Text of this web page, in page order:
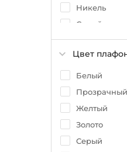
Никель
Серый
Шампань
Патина
Коричневый
Серебро
Бежевый
Прозрачный
Цвет
Белый
Прозрачный
Желтый
Золото
Серый